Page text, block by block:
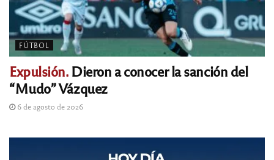
FÚTBOL
Expulsión.Dieron a conocer la sanción del
“Mudo” Vázquez
6 de agosto de 2026